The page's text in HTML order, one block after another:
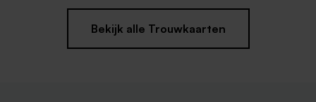
Bekijk alle Trouwkaarten